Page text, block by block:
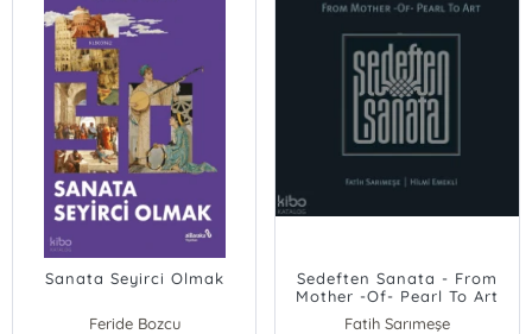
Sanata Seyirci Olmak
Feride Bozcu
Sedeften Sanata - From
Mother -Of- Pearl To Art
(Ciltli)
Fatih Sarımeşe